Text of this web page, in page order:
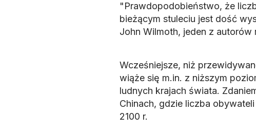
"Prawdopodobieństwo, że
bieżącym stuleciu jest dość
John Wilmoth, jeden z autorów
Wcześniejsze, niż
wiąże się m.in. z niższym
ludnych krajach świata.
Chinach, gdzie liczba
2100 r.